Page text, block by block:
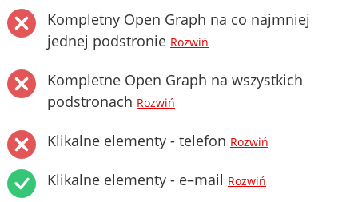
Kompletny Open Graph na co najmniej
jednej podstronie Rozwiń
Kompletne Open Graph na wszystkich
podstronach Rozwiń
Klikalne elementy - telefon Rozwiń
Klikalne elementy - e–mail Rozwiń